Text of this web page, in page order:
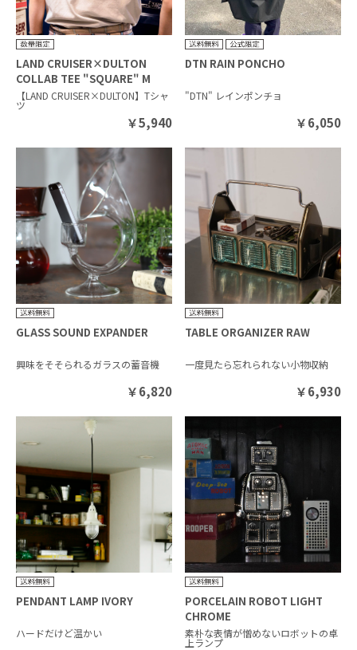
LAND CRUISER×DULTON
COLLAB TEE "SQUARE" M
SILVER GRAY
【LAND CRUISER×DULTON】Tシャ
ツ
￥5,940
DTN RAIN PONCHO
"DTN" レインポンチョ
￥6,050
GLASS SOUND EXPANDER
興味をそそられるガラスの蓄音機
￥6,820
TABLE ORGANIZER RAW
一度見たら忘れられない小物収納
￥6,930
PENDANT LAMP IVORY
ハードだけど温かい
PORCELAIN ROBOT LIGHT
CHROME
素朴な表情が憎めないロボットの卓
上ランプ